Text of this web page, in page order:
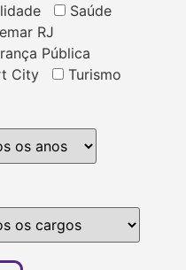
Saúde
RJ
Pública
City
Turismo